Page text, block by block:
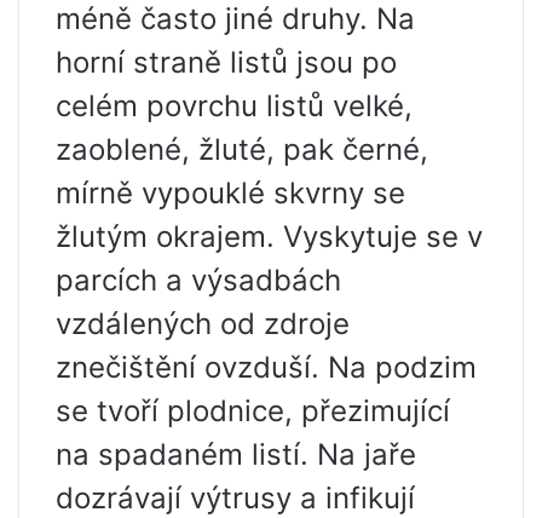
méně často jiné druhy. Na
horní straně listů jsou po
celém povrchu listů velké,
zaoblené, žluté, pak černé,
mírně vypouklé skvrny se
žlutým okrajem. Vyskytuje se v
parcích a výsadbách
vzdálených od zdroje
znečištění ovzduší. Na podzim
se tvoří plodnice, přezimující
na spadaném listí. Na jaře
dozrávají výtrusy a infikují